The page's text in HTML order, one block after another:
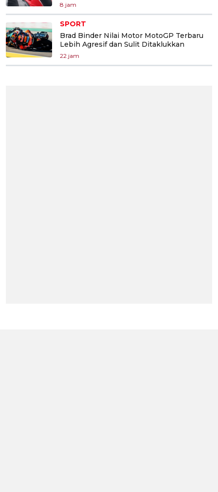
8 jam
SPORT
Brad Binder Nilai Motor MotoGP Terbaru
Lebih Agresif dan Sulit Ditaklukkan
22 jam